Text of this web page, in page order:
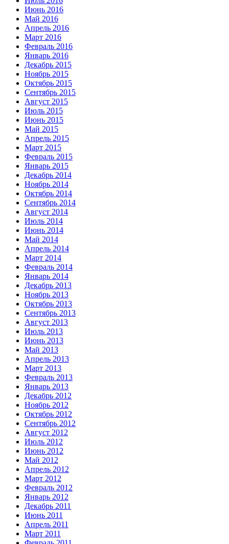
Июнь 2016
Май 2016
Апрель 2016
Март 2016
Февраль 2016
Январь 2016
Декабрь 2015
Ноябрь 2015
Октябрь 2015
Сентябрь 2015
Август 2015
Июль 2015
Июнь 2015
Май 2015
Апрель 2015
Март 2015
Февраль 2015
Январь 2015
Декабрь 2014
Ноябрь 2014
Октябрь 2014
Сентябрь 2014
Август 2014
Июль 2014
Июнь 2014
Май 2014
Апрель 2014
Март 2014
Февраль 2014
Январь 2014
Декабрь 2013
Ноябрь 2013
Октябрь 2013
Сентябрь 2013
Август 2013
Июль 2013
Июнь 2013
Май 2013
Апрель 2013
Март 2013
Февраль 2013
Январь 2013
Декабрь 2012
Ноябрь 2012
Октябрь 2012
Сентябрь 2012
Август 2012
Июль 2012
Июнь 2012
Май 2012
Апрель 2012
Март 2012
Февраль 2012
Январь 2012
Декабрь 2011
Июнь 2011
Апрель 2011
Март 2011